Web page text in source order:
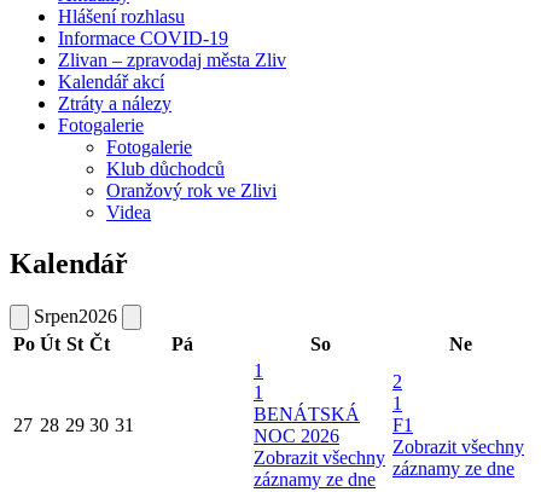
Hlášení rozhlasu
Informace COVID-19
Zlivan – zpravodaj města Zliv
Kalendář akcí
Ztráty a nálezy
Fotogalerie
Fotogalerie
Klub důchodců
Oranžový rok ve Zlivi
Videa
Kalendář
Srpen2026
Po Út St Čt Pá So Ne
27 28 29 30 31
1
1
BENÁTSKÁ
NOC 2026
Zobrazit všechny
záznamy ze dne
2
1
F1
Zobrazit všechny
záznamy ze dne